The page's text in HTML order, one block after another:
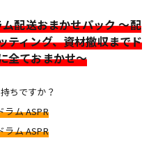
配送おまかせパック ～配
ティング、資材撤収までド
全ておまかせ～
ちですか？
ラム ASPR
ラム ASPR